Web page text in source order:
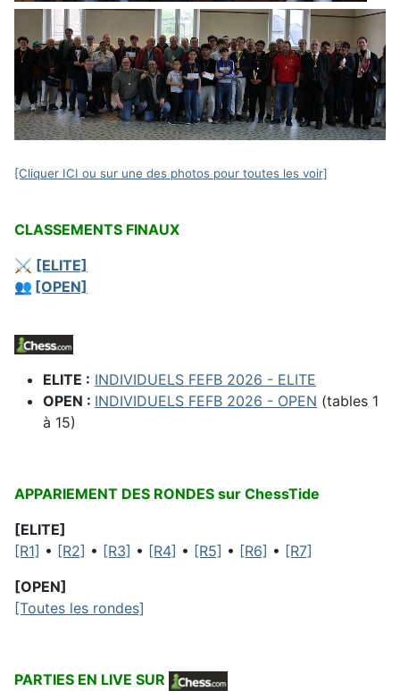
[Cliquer ICI ou sur une des photos pour toutes les voir]
CLASSEMENTS FINAUX
⚔️ [ELITE]
👥 [OPEN]
ELITE : INDIVIDUELS FEFB 2026 - ELITE
OPEN : INDIVIDUELS FEFB 2026 - OPEN (tables 1
à 15)
APPARIEMENT DES RONDES sur ChessTide
[ELITE]
[R1] • [R2] • [R3] • [R4] • [R5] • [R6] • [R7]
[OPEN]
[Toutes les rondes]
PARTIES EN LIVE SUR